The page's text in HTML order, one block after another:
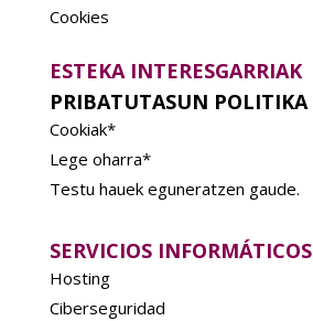
Cookies
ESTEKA INTERESGARRIAK
PRIBATUTASUN POLITIKA
Cookiak*
Lege oharra*
Testu hauek eguneratzen gaude.
SERVICIOS INFORMÁTICOS
Hosting
Ciberseguridad